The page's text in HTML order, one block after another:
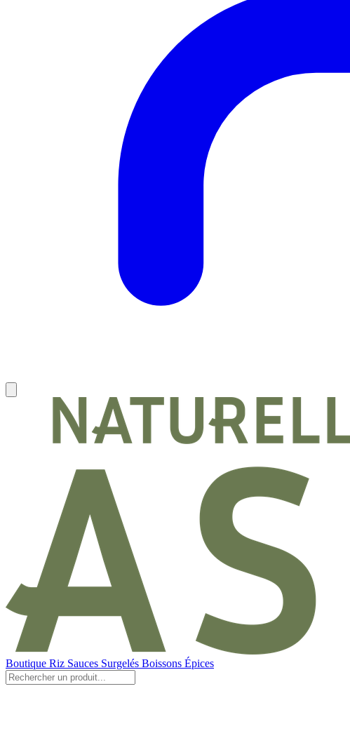
Boutique Riz Sauces Surgelés Boissons Épices